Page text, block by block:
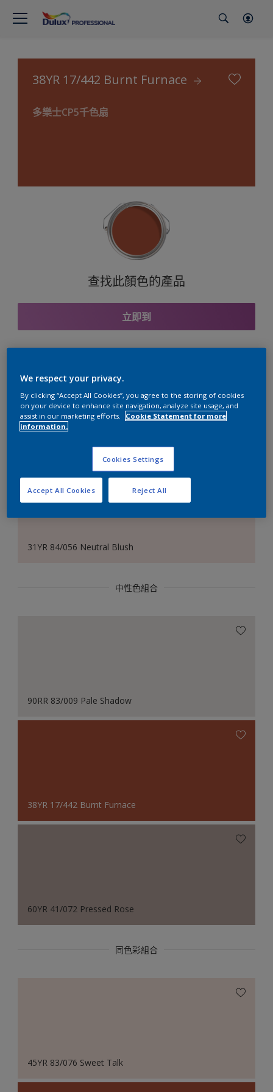
38YR 17/442 Burnt Furnace
多樂士CP5千色扇
查找此顏色的產品
立即到
與之協調的色彩組合
31YR 84/056 Neutral Blush
中性色組合
90RR 83/009 Pale Shadow
38YR 17/442 Burnt Furnace
60YR 41/072 Pressed Rose
同色彩組合
45YR 83/076 Sweet Talk
We respect your privacy.
By clicking “Accept All Cookies”, you agree to the storing of cookies
on your device to enhance site navigation, analyze site usage, and
assist in our marketing efforts.
Cookie Statement for more
information.
Cookies Settings
Reject All
Accept All Cookies